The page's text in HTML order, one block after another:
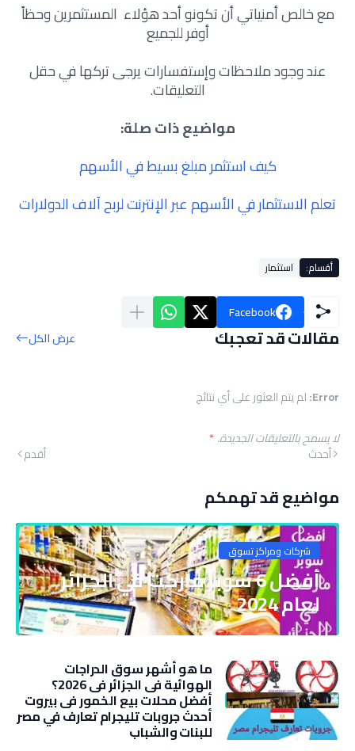
مع خالص أمنياتي أن تكونو أحد هؤلاء المستثمرين وحظاً
أوفر للجميع
عند وجود ملاحظات وإستفسارات يرجى تركها في حقل
التعليقات.
مواضيع ذات صلة:
كيف استثمر مبلغ بسيط في الأسهم
تعلم الاستثمار في الأسهم عبر الإنترنت لربح آلاف الدولارات
أقسام: استثمار
Facebook
مقالات قد تعجبك عرض الكل
Error: لم يتم العثور على أي نتائج
لا يسمح بالتعليقات الجديدة.*
أحدث أقدم
مواضيع قد تهمكم
شركات ومراكز تسوق
أفضل 6 سوبر ماركت في الجزائر
لعام 2024
ما هو أشهر سوق الدراجات
الهوائية في الجزائر في 2026؟
أفضل محلات بيع الخمور في بيروت
أحدث جروبات تليجرام تعارف في مصر
للبنات والشباب